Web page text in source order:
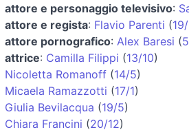
attore e personaggio televisivo:
attore e regista: Flavio Parenti (
attore pornografico: Alex Baresi (
attrice: Camilla Filippi (13/10)
Nicoletta Romanoff (14/5)
Micaela Ramazzotti (17/1)
Giulia Bevilacqua (19/5)
Chiara Francini (20/12)